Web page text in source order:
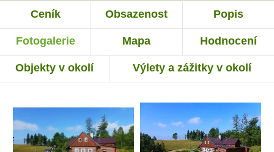
Ceník Obsazenost Popis
Fotogalerie Mapa Hodnocení
Objekty v okolí Výlety a zážitky v okolí